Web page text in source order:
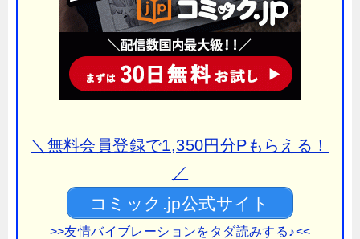
＼無料会員登録で1,350円分Pもらえる！
／
コミック.jp公式サイト
>>友情バイブレーションをタダ読みする♪<<